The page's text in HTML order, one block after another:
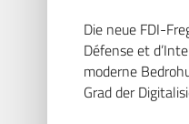
Die neue FDI-
Défense et
moderne
Grad der